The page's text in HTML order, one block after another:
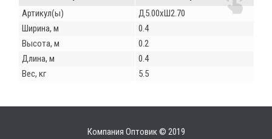
Артикул(ы)
Д5.00хШ2.70
Ширина, м
0.4
Высота, м
0.2
Длина, м
0.4
Вес, кг
5.5
Компания Оптовик © 2019